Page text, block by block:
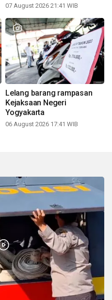
07 August 2026 21:41 WIB
Lelang barang rampasan
Kejaksaan Negeri
Yogyakarta
06 August 2026 17:41 WIB